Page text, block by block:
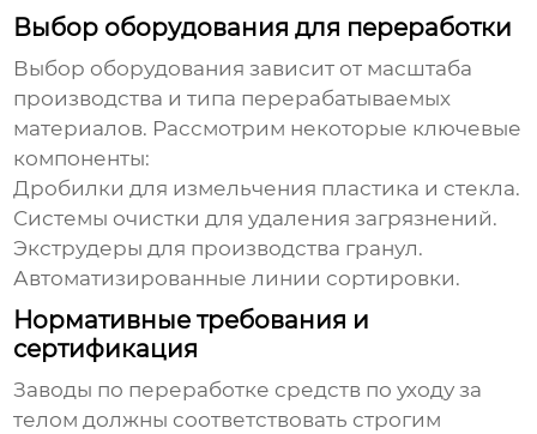
Выбор оборудования для переработки
Выбор оборудования зависит от масштаба
производства и типа перерабатываемых
материалов. Рассмотрим некоторые ключевые
компоненты:
Дробилки для измельчения пластика и стекла.
Системы очистки для удаления загрязнений.
Экструдеры для производства гранул.
Автоматизированные линии сортировки.
Нормативные требования и
сертификация
Заводы по переработке средств по уходу за
телом должны соответствовать строгим